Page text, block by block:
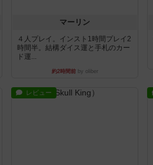
マーリン
４人プレイ。インスト1時間プレイ2
時間半。結構ダイス運と手札のカー
ド運...
約2時間前by oliber
レビュー